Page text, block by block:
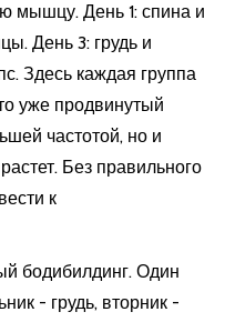
мышцу. День 1: спина и
День 3: грудь и
Здесь каждая группа
уже продвинутый
частотой, но и
Без правильного
к
бодибилдинг. Один
- грудь, вторник -